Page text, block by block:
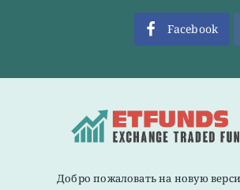
Facebook
Добро пожаловать на новую